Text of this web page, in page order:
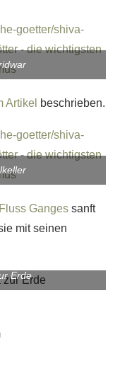
Artikel beschrieben.
Ganges sanft
mit seinen
Erde